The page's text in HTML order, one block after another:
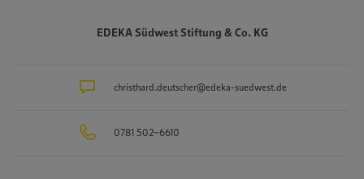
Arbeitgeber und Ausbilder in der Region. Insgesamt etwa 10.000
Mitarbeitende arbeiten an den Bedientheken für Fleisch und Wurst
EDEKA Südwest Stiftung & Co. KG
christhard.deutscher@edeka-suedwest.de
0781 502-6610